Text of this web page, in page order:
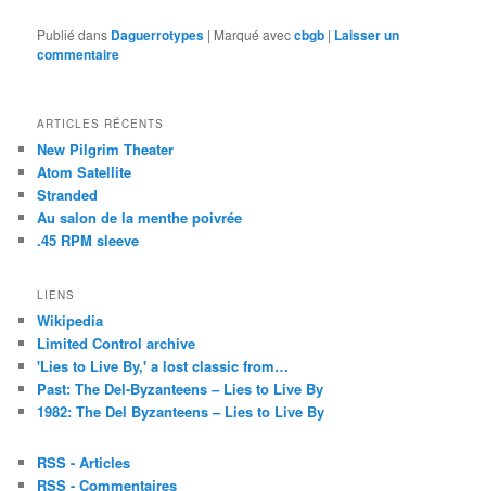
lien
par
e-
ami(ouvre
dans
une
nouvelle
fenêtre)
une
nouvelle
Facebook(ouvre
dans
Publié dans Daguerrotypes | Marqué aveccbgb | Laisser un
commentaire
ARTICLES RÉCENTS
New Pilgrim Theater
Atom Satellite
Stranded
Au salon de la menthe poivrée
.45 RPM sleeve
LIENS
Wikipedia
Limited Control archive
'Lies to Live By,' a lost classic from…
Past: The Del-Byzanteens – Lies to Live By
1982: The Del Byzanteens – Lies to Live By
RSS - Articles
RSS - Commentaires